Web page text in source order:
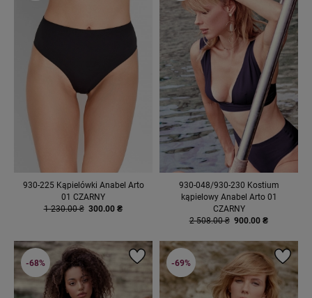
930-225 Kąpielówki Anabel Arto
01 CZARNY
1 230.00 ₴ 300.00 ₴
930-048/930-230 Kostium
kąpielowy Anabel Arto 01
CZARNY
2 508.00 ₴ 900.00 ₴
-68% -69%